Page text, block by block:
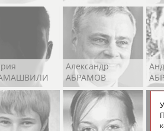
Александр
АБРАМОВ